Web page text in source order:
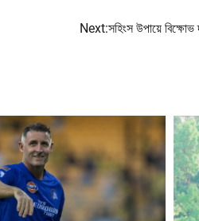
Next:সহিংস উপায়ে